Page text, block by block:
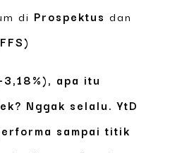
di Prospektus dan
apa itu
Nggak selalu. YtD
sampai titik